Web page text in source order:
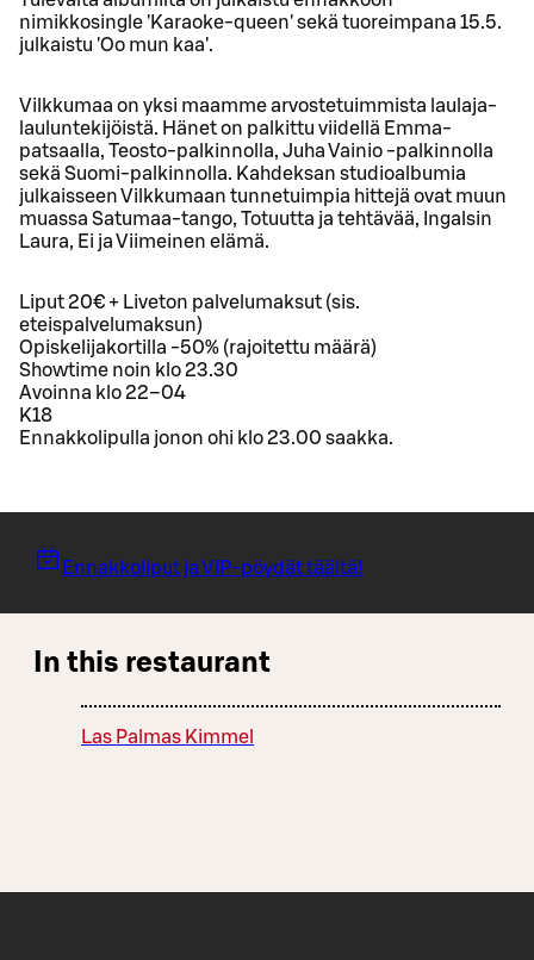
nimikkosingle 'Karaoke-queen' sekä tuoreimpana 15.5.
julkaistu 'Oo mun kaa'.
Vilkkumaa on yksi maamme arvostetuimmista laulaja-
lauluntekijöistä. Hänet on palkittu viidellä Emma-
patsaalla, Teosto-palkinnolla, Juha Vainio -palkinnolla
sekä Suomi-palkinnolla. Kahdeksan studioalbumia
julkaisseen Vilkkumaan tunnetuimpia hittejä ovat muun
muassa Satumaa-tango, Totuutta ja tehtävää, Ingalsin
Laura, Ei ja Viimeinen elämä.
Liput 20€ + Liveton palvelumaksut (sis.
eteispalvelumaksun)
Opiskelijakortilla -50% (rajoitettu määrä)
Showtime noin klo 23.30
Avoinna klo 22–04
K18
Ennakkolipulla jonon ohi klo 23.00 saakka.
Ennakkoliput ja VIP-pöydät täältä!
In this restaurant
Las Palmas Kimmel